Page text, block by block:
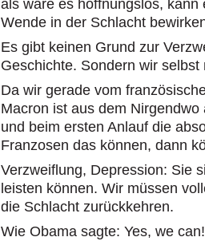
als wäre es hoffnungslos,
Wende in der Schlacht
Es gibt keinen Grund zur
Geschichte. Sondern wir selbst
Da wir gerade vom
Macron ist aus dem
und beim ersten Anlauf die
Franzosen das können, dann
Verzweiflung, Depression: Sie
leisten können. Wir müssen
die Schlacht zurückkehren.
Wie Obama sagte: Yes, we can!